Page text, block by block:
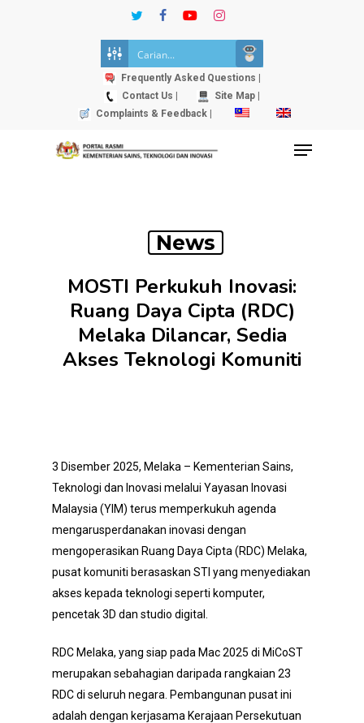
twitterfacebookyoutubeinstagram
Frequently Asked Questions |
Contact Us |
Site Map |
Complaints & Feedback |
Menu
News
MOSTI Perkukuh Inovasi:
Ruang Daya Cipta (RDC)
Melaka Dilancar, Sedia
Akses Teknologi Komuniti
3 Disember 2025, Melaka – Kementerian Sains,
Teknologi dan Inovasi melalui Yayasan Inovasi
Malaysia (YIM) terus memperkukuh agenda
mengarusperdanakan inovasi dengan
mengoperasikan Ruang Daya Cipta (RDC) Melaka,
pusat komuniti berasaskan STI yang menyediakan
akses kepada teknologi seperti komputer,
pencetak 3D dan studio digital.
RDC Melaka, yang siap pada Mac 2025 di MiCoST
merupakan sebahagian daripada rangkaian 23
RDC di seluruh negara. Pembangunan pusat ini
adalah dengan kerjasama Kerajaan Persekutuan